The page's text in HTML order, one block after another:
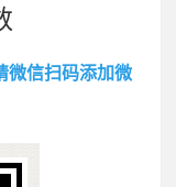
微信扫码添加微